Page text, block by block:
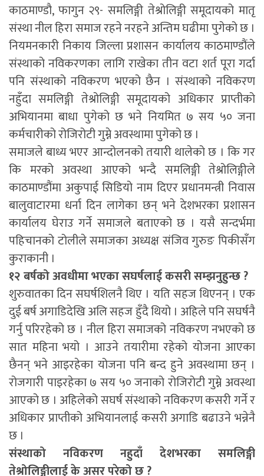
काठमाण्डौ, फागुन २९- समलिङ्गी तेश्रोलिङ्गी समूदायको मातृ
संस्था नील हिरा समाज रहने नरहने अन्तिम घढीमा पुगेको छ ।
नियमनकारी निकाय जिल्ला प्रशासन कार्यालय काठमाण्डौंले
संस्थाको नविकरणका लागि राखेका तीन वटा शर्त पूरा गर्दा
पनि संस्थाको नविकरण भएको छैन । संस्थाको नविकरण
नहुँदा समलिङ्गी तेश्रोलिङ्गी समूदायको अधिकार प्राप्तीको
अभियानमा बाधा पुगेको छ भने नियमित ७ सय ५० जना
कर्मचारीको रोजिरोटी गुम्ने अवस्थामा पुगेको छ ।
समाजले बाध्य भएर आन्दोलनको तयारी थालेको छ । कि गर
कि मरको अवस्था आएको भन्दै समलिङ्गी तेश्रोलिङ्गीले
काठमाण्डौंमा अकुपाई सिडियो नाम दिएर प्रधानमन्त्री निवास
बालुवाटारमा धर्ना दिन लागेका छन् भने देशभरका प्रशासन
कार्यालय घेराउ गर्ने समाजले बताएको छ । यसै सन्दर्भमा
पहिचानको टोलीले समाजका अध्यक्ष संजिव गुरुङ पिकीसँग
कुराकानी ।
१२ बर्षको अवधीमा भएका सघर्षलाई कसरी सम्झनुहुन्छ ?
शुरुवातका दिन सघर्षशिलनै थिए । यति सहज थिएनन् । एक
दुई बर्ष अगाडिदेखि अलि सहज हुँदै थियो । अहिले पनि सघर्षनै
गर्नु परिरहेको छ । नील हिरा समाजको नविकरण नभएको छ
सात महिना भयो । आउने तयारीमा रहेको योजना आएका
छैनन् भने आइरहेका योजना पनि बन्द हुने अवस्थामा छन् ।
रोजगारी पाइरहेका ७ सय ५० जनाको रोजिरोटी गुम्ने अवस्था
आएको छ । अहिलेको सघर्ष संस्थाको नविकरण कसरी गर्ने र
अधिकार प्राप्तीको अभियानलाई कसरी अगाडि बढाउने भन्नेनै
छ ।
संस्थाको नविकरण नहुदाँ देशभरका समलिङ्गी
तेश्रोलिङ्गीलाई के असर परेको छ ?